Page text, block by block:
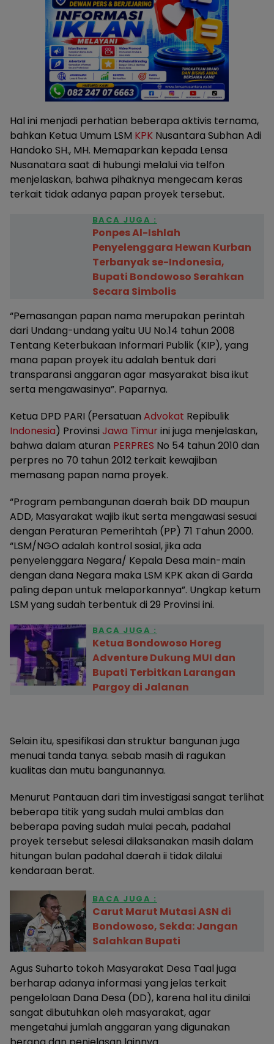
Hal ini menjadi perhatian beberapa aktivis ternama,
bahkan Ketua Umum LSM KPK Nusantara Subhan Adi
Handoko SH., MH. Memaparkan kepada Lensa
Nusanatara saat di hubungi melalui via telfon
menjelaskan, bahwa pihaknya mengecam keras
terkait tidak adanya papan proyek tersebut.
BACA JUGA :
Ponpes Al-Ishlah
Penyelenggara Hewan Kurban
Terbanyak se-Indonesia,
Bupati Bondowoso Serahkan
Secara Simbolis
“Pemasangan papan nama merupakan perintah
dari Undang-undang yaitu UU No.14 tahun 2008
Tentang Keterbukaan Informari Publik (KIP), yang
mana papan proyek itu adalah bentuk dari
transparansi anggaran agar masyarakat bisa ikut
serta mengawasinya”. Paparnya.
Ketua DPD PARI (Persatuan Advokat Repibulik
Indonesia) Provinsi Jawa Timur ini juga menjelaskan,
bahwa dalam aturan PERPRES No 54 tahun 2010 dan
perpres no 70 tahun 2012 terkait kewajiban
memasang papan nama proyek.
“Program pembangunan daerah baik DD maupun
ADD, Masyarakat wajib ikut serta mengawasi sesuai
dengan Peraturan Pemerihtah (PP) 71 Tahun 2000.
“LSM/NGO adalah kontrol sosial, jika ada
penyelenggara Negara/ Kepala Desa main-main
dengan dana Negara maka LSM KPK akan di Garda
paling depan untuk melaporkannya”. Ungkap ketum
LSM yang sudah terbentuk di 29 Provinsi ini.
BACA JUGA :
Ketua Bondowoso Horeg
Adventure Dukung MUI dan
Bupati Terbitkan Larangan
Pargoy di Jalanan
Selain itu, spesifikasi dan struktur bangunan juga
menuai tanda tanya. sebab masih di ragukan
kualitas dan mutu bangunannya.
Menurut Pantauan dari tim investigasi sangat terlihat
beberapa titik yang sudah mulai amblas dan
beberapa paving sudah mulai pecah, padahal
proyek tersebut selesai dilaksanakan masih dalam
hitungan bulan padahal daerah ii tidak dilalui
kendaraan berat.
BACA JUGA :
Carut Marut Mutasi ASN di
Bondowoso, Sekda: Jangan
Salahkan Bupati
Agus Suharto tokoh Masyarakat Desa Taal juga
berharap adanya informasi yang jelas terkait
pengelolaan Dana Desa (DD), karena hal itu dinilai
sangat dibutuhkan oleh masyarakat, agar
mengetahui jumlah anggaran yang digunakan